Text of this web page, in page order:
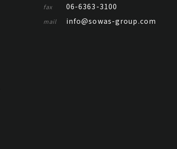
fax 06-6363-3100
mail info@sowas-group.com